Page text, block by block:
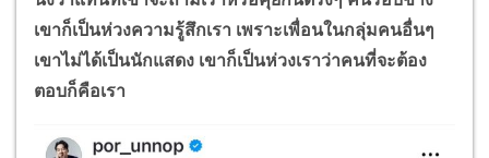
เขาก็เป็นห่วงความรู้สึกเรา เพราะเพื่อนในกลุ่มคนอื่นๆ
เขาไม่ได้เป็นนักแสดง เขาก็เป็นห่วงเราว่าคนที่จะต้อง
ตอบก็คือเรา